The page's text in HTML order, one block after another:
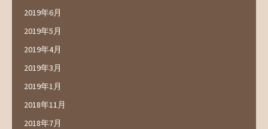
2019年6月
2019年5月
2019年4月
2019年3月
2019年1月
2018年11月
2018年7月